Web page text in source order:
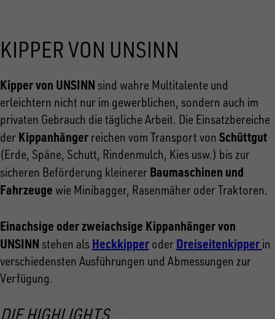
KIPPER VON UNSINN
Kipper von UNSINN sind wahre Multitalente und
erleichtern nicht nur im gewerblichen, sondern auch im
privaten Gebrauch die tägliche Arbeit. Die Einsatzbereiche
der Kippanhänger reichen vom Transport von Schüttgut
(Erde, Späne, Schutt, Rindenmulch, Kies usw.) bis zur
sicheren Beförderung kleinerer Baumaschinen und
Fahrzeuge wie Minibagger, Rasenmäher oder Traktoren.
Einachsige oder zweiachsige Kippanhänger von
UNSINN stehen als Heckkipper oder Dreiseitenkipper in
verschiedensten Ausführungen und Abmessungen zur
Verfügung.
DIE HIGHLIGHTS